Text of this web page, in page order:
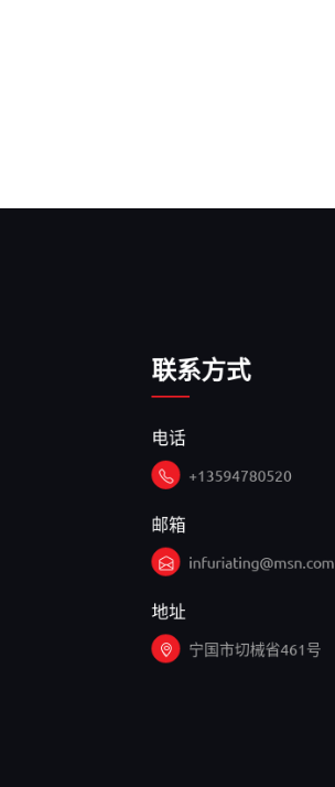
联系方式
电话
+13594780520
邮箱
infuriating@msn.com
地址